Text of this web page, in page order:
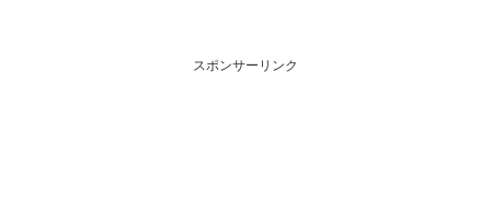
スポンサーリンク